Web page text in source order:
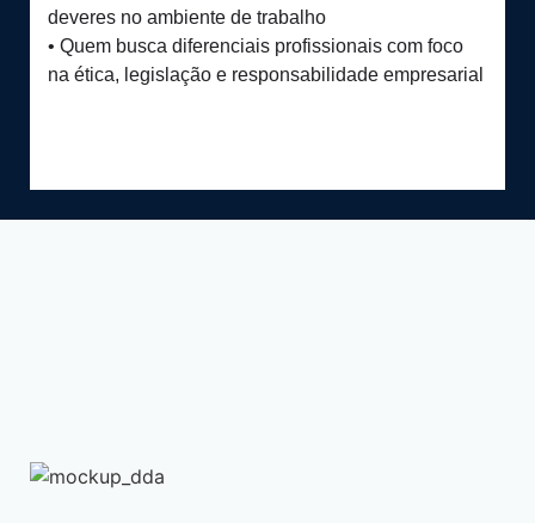
deveres no ambiente de trabalho
• Quem busca diferenciais profissionais com foco
na ética, legislação e responsabilidade empresarial